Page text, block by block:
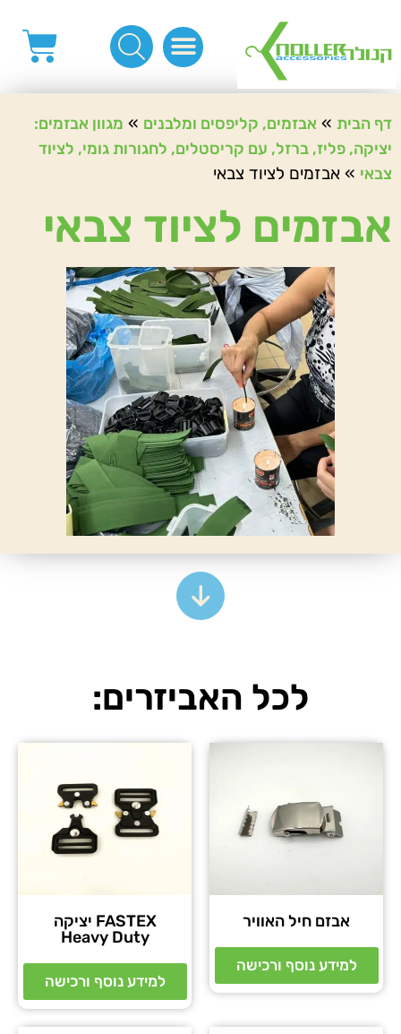
דף הבית » אבזמים, קליפסים ומלבנים » מגוון אבזמים:
יציקה, פליז, ברזל, עם קריסטלים, לחגורות גומי, לציוד
צבאי » אבזמים לציוד צבאי
אבזמים לציוד צבאי
לכל האביזרים:
אבזם חיל האוויר
למידע נוסף ורכישה
FASTEX יציקה
Heavy Duty
למידע נוסף ורכישה